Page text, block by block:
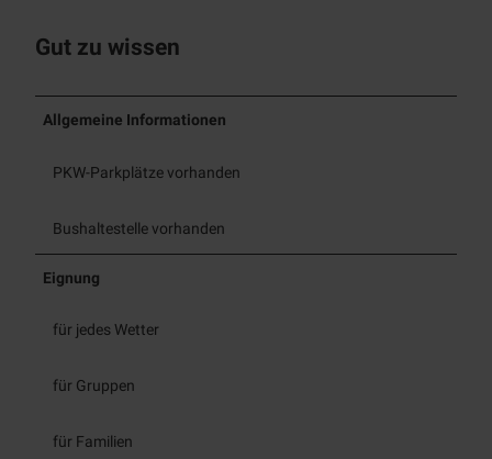
Gut zu wissen
Allgemeine Informationen
PKW-Parkplätze vorhanden
Bushaltestelle vorhanden
Eignung
für jedes Wetter
für Gruppen
für Familien